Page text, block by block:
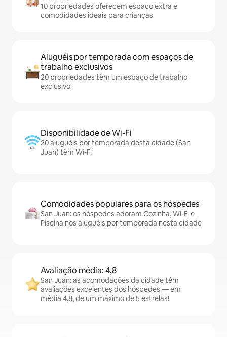
10 propriedades oferecem espaço extra e
comodidades ideais para crianças
Aluguéis por temporada com espaços de
trabalho exclusivos
20 propriedades têm um espaço de trabalho
exclusivo
Disponibilidade de Wi-Fi
20 aluguéis por temporada desta cidade (San
Juan) têm Wi-Fi
Comodidades populares para os hóspedes
San Juan: os hóspedes adoram Cozinha, Wi-Fi e
Piscina nos aluguéis por temporada nesta cidade
Avaliação média: 4,8
San Juan: as acomodações da cidade têm
avaliações excelentes dos hóspedes — em
média 4,8, de um máximo de 5 estrelas!